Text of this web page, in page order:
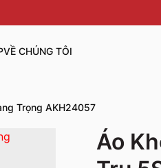
VỀ CHÚNG TÔI
Trọng AKH24057
Áo